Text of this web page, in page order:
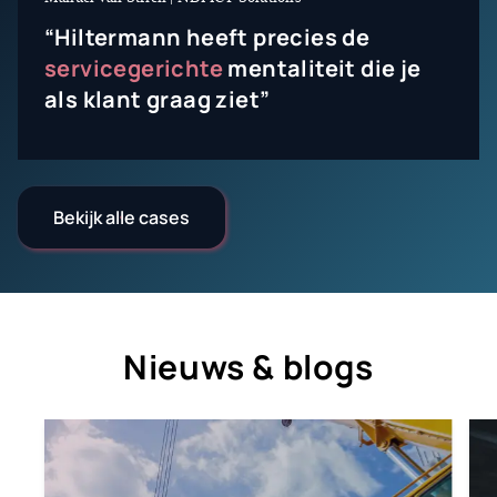
“Hiltermann heeft precies de
servicegerichtementaliteit die je
als klant graag ziet”
Bekijk alle cases
Nieuws & blogs